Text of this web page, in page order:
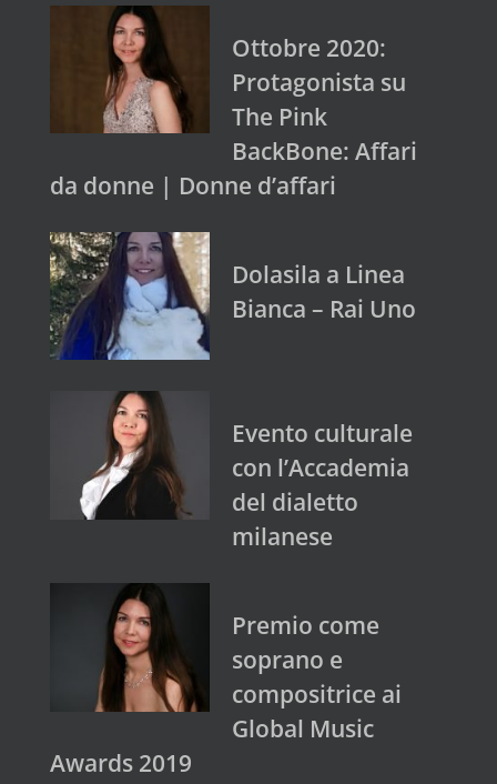
Ottobre 2020:
Protagonista su
The Pink
BackBone: Affari
da donne | Donne d’affari
Dolasila a Linea
Bianca – Rai Uno
Evento culturale
con l’Accademia
del dialetto
milanese
Premio come
soprano e
compositrice ai
Global Music
Awards 2019